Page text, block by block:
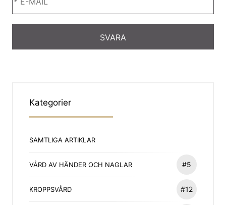
Kategorier
SAMTLIGA ARTIKLAR
VÅRD AV HÄNDER OCH NAGLAR #5
KROPPSVÅRD #12